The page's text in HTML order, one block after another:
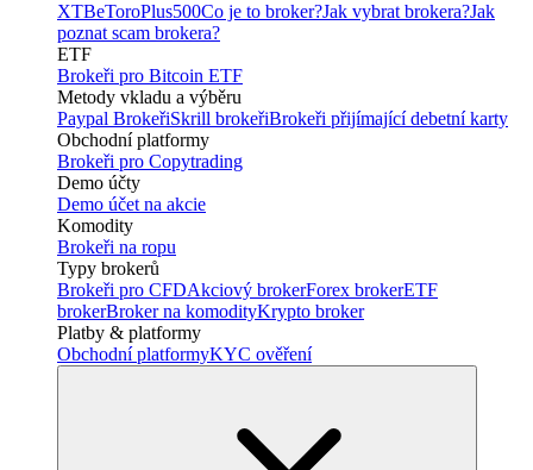
XTBeToroPlus500Co je to broker?Jak vybrat brokera?Jak
poznat scam brokera?
ETF
Brokeři pro Bitcoin ETF
Metody vkladu a výběru
Paypal BrokeřiSkrill brokeřiBrokeři přijímající debetní karty
Obchodní platformy
Brokeři pro Copytrading
Demo účty
Demo účet na akcie
Komodity
Brokeři na ropu
Typy brokerů
Brokeři pro CFDAkciový brokerForex brokerETF
brokerBroker na komodityKrypto broker
Platby & platformy
Obchodní platformyKYC ověření